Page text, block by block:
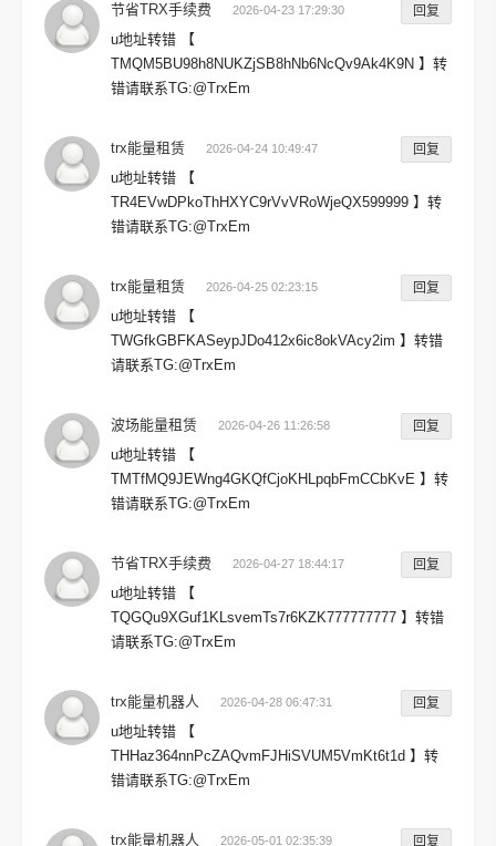
节省TRX手续费 2026-04-23 17:29:30 回复
u地址转错 【
TMQM5BU98h8NUKZjSB8hNb6NcQv9Ak4K9N 】转
错请联系TG:@TrxEm
trx能量租赁 2026-04-24 10:49:47 回复
u地址转错 【
TR4EVwDPkoThHXYC9rVvVRoWjeQX599999 】转
错请联系TG:@TrxEm
trx能量租赁 2026-04-25 02:23:15 回复
u地址转错 【
TWGfkGBFKASeypJDo412x6ic8okVAcy2im 】转错
请联系TG:@TrxEm
波场能量租赁 2026-04-26 11:26:58 回复
u地址转错 【
TMTfMQ9JEWng4GKQfCjoKHLpqbFmCCbKvE 】转
错请联系TG:@TrxEm
节省TRX手续费 2026-04-27 18:44:17 回复
u地址转错 【
TQGQu9XGuf1KLsvemTs7r6KZK777777777 】转错
请联系TG:@TrxEm
trx能量机器人 2026-04-28 06:47:31 回复
u地址转错 【
THHaz364nnPcZAQvmFJHiSVUM5VmKt6t1d 】转
错请联系TG:@TrxEm
trx能量机器人 2026-05-01 02:35:39 回复